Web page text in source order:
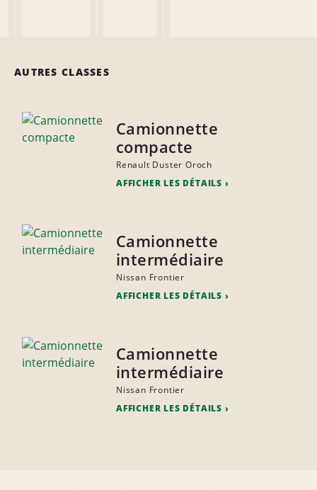
AUTRES CLASSES
Camionnette
compacte
Renault Duster Oroch
AFFICHER LES DÉTAILS
Camionnette
intermédiaire
Nissan Frontier
AFFICHER LES DÉTAILS
Camionnette
intermédiaire
Nissan Frontier
AFFICHER LES DÉTAILS